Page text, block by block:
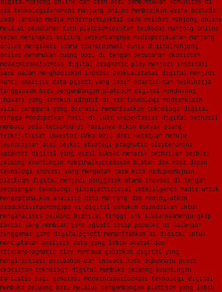
digitalmahjong online dan arah baru pembentukan komunitas di
era teknologifenomena mahjong online memberikan warna berbeda
pada lanskap media modernperspektif baru melihat mahjong online
melalui perubahan tren platformsorotan terhadap mahjong online
terus meningkat seiring berkembangnya mediaperjalanan mahjong
online mengikuti irama transformasi dunia digitalmahjong
online menemukan ruang baru di tengah perubahan ekosistem
moderntransformasi digital pragmatic play menjadi inspirasi
baru dalam menghadirkan inovasi berkualitasai digital menjadi
kunci analisis data pgsoft yang lebih adaptif dan berkinerja
tinggiarah baru pengembangan platform digital mendorong
inovasi yang semakin adaptif di era teknologi modern kisah
viral pengguna yang berhasil memanfaatkan teknologi digital
hingga mendapatkan hasil di luar ekspektasiai digital berhasil
membaca pola tersembunyi hasilnya bikin banyak orang
terkejutkisah investor toko baju dari keraguan menuju
kepercayaan diri berkat strategi pragmatic playfenomena
karakter digital yang viral sukses menarik perhatian berburu
peluang keuntungan maksimal kecerdasan buatan dan masa depan
teknologi inovasi yang mengubah cara kita hidup kemajuan
platform digital menjadi penggerak utama inovasi di tengah
persaingan teknologi globalartificial intelligence hadir untuk
mengoptimalkan analisis data mahjong dan meningkatkan
produktivitasmengapa ai digital semakin diandalkan untuk
menganalisis peluang bernilai tinggi ini alasannyamengungkap
faktor yang membuat game pgsoft tetap populer di kalangan
penggemar game digitalpgsoft memanfaatkan ai digital untuk
menciptakan analisis data yang lebih akurat dan
efisienpragmatic play membawa gebrakan digital yang
menginspirasi perubahan dan inovasi masa depanmaju pesat
ekosistem teknologi digital membuka peluang keuntungan
fantastis bagi generasi moderntransformasi teknologi digital
membuka peluang baru melalui pengembangan platform yang lebih